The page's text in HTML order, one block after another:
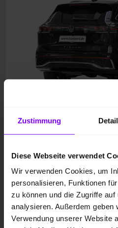
Zustimmung
Diese Webseite verwendet
Wir verwenden Cookies, um
personalisieren, Funktionen
zu können und die Zugriffe
analysieren. Außerdem geben
Verwendung unserer Website